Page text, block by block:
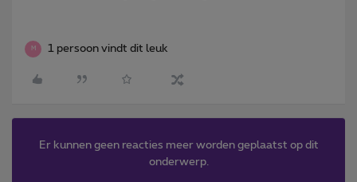
M 1 persoon vindt dit leuk
Er kunnen geen reacties meer worden geplaatst op dit
onderwerp.